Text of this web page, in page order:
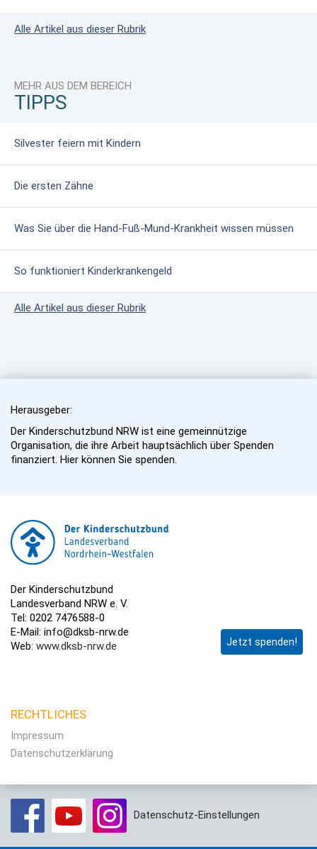
Alle Artikel aus dieser Rubrik
MEHR AUS DEM BEREICH
TIPPS
Silvester feiern mit Kindern
Die ersten Zähne
Was Sie über die Hand-Fuß-Mund-Krankheit wissen müssen
So funktioniert Kinderkrankengeld
Alle Artikel aus dieser Rubrik
Herausgeber:
Der Kinderschutzbund NRW ist eine gemeinnützige
Organisation, die ihre Arbeit hauptsächlich über Spenden
finanziert. Hier können Sie spenden.
Jetzt spenden!
Der Kinderschutzbund
Landesverband NRW e. V.
Tel: 0202 7476588-0
E-Mail: info@dksb-nrw.de
Web: www.dksb-nrw.de
RECHTLICHES
Impressum
Datenschutzerklärung
Datenschutz-Einstellungen